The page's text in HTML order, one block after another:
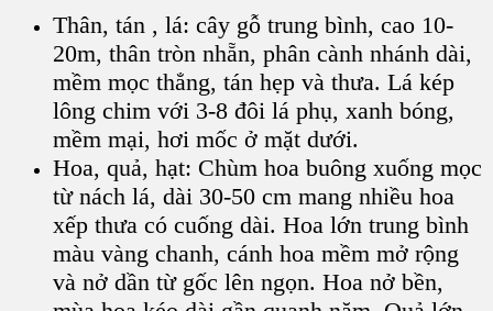
Thân, tán , lá: cây gỗ trung bình, cao 10-
20m, thân tròn nhẵn, phân cành nhánh dài,
mềm mọc thẳng, tán hẹp và thưa. Lá kép
lông chim với 3-8 đôi lá phụ, xanh bóng,
mềm mại, hơi mốc ở mặt dưới.
Hoa, quả, hạt: Chùm hoa buông xuống mọc
từ nách lá, dài 30-50 cm mang nhiều hoa
xếp thưa có cuống dài. Hoa lớn trung bình
màu vàng chanh, cánh hoa mềm mở rộng
và nở dần từ gốc lên ngọn. Hoa nở bền,